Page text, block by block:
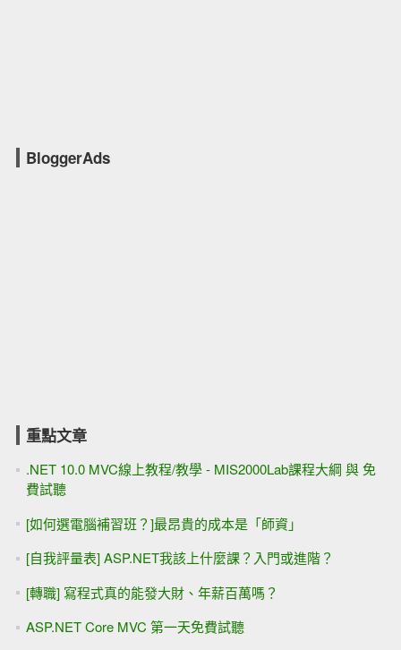
BloggerAds
重點文章
.NET 10.0 MVC線上教程/教學 - MIS2000Lab課程大綱 與 免
費試聽
[如何選電腦補習班？]最昂貴的成本是「師資」
[自我評量表] ASP.NET我該上什麼課？入門或進階？
[轉職] 寫程式真的能發大財、年薪百萬嗎？
ASP.NET Core MVC 第一天免費試聽